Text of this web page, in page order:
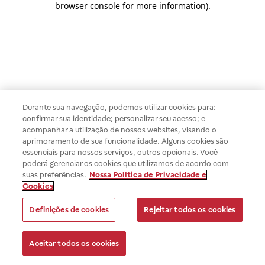
browser console for more information).
Durante sua navegação, podemos utilizar cookies para:
confirmar sua identidade; personalizar seu acesso; e
acompanhar a utilização de nossos websites, visando o
aprimoramento de sua funcionalidade. Alguns cookies são
essenciais para nossos serviços, outros opcionais. Você
poderá gerenciar os cookies que utilizamos de acordo com
suas preferências. Nossa Política de Privacidade e
Cookies
Definições de cookies Rejeitar todos os cookies
Aceitar todos os cookies